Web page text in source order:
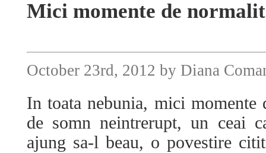
Mici momente de
October 23rd, 2012 by Diana
In toata nebunia, mici momente
de somn neintrerupt, un ceai
ajung sa-l beau, o povestire